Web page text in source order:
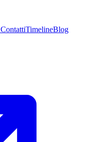
ContattiTimelineBlog